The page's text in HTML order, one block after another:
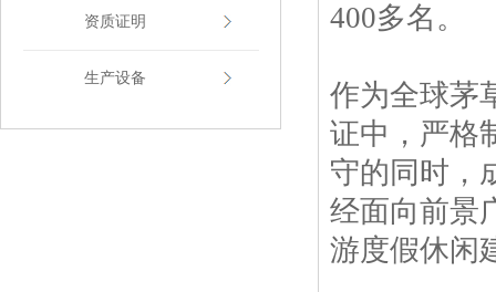
资质证明
生产设备
400多名。
作为全球茅
证中，严格
守的同时，
经面向前景
游度假休闲